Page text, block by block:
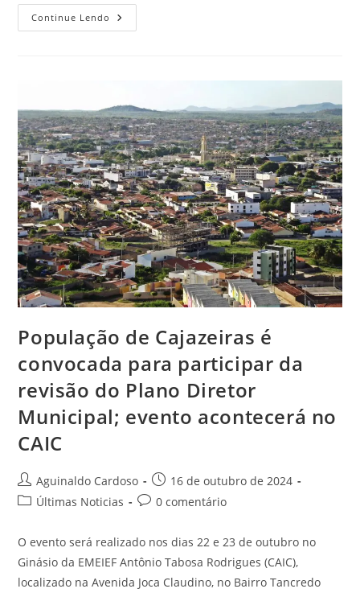
Continue Lendo
População de Cajazeiras é
convocada para participar da
revisão do Plano Diretor
Municipal; evento acontecerá no
CAIC
Aguinaldo Cardoso
16 de outubro de 2024
Últimas Noticias
0 comentário
O evento será realizado nos dias 22 e 23 de outubro no
Ginásio da EMEIEF Antônio Tabosa Rodrigues (CAIC),
localizado na Avenida Joca Claudino, no Bairro Tancredo